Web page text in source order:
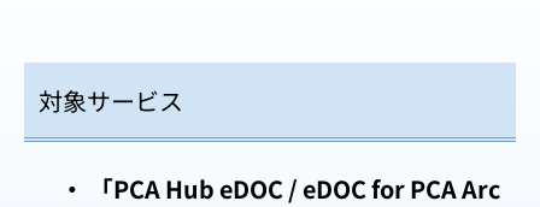
対象サービス
「PCA Hub eDOC / eDOC for PCA Arc